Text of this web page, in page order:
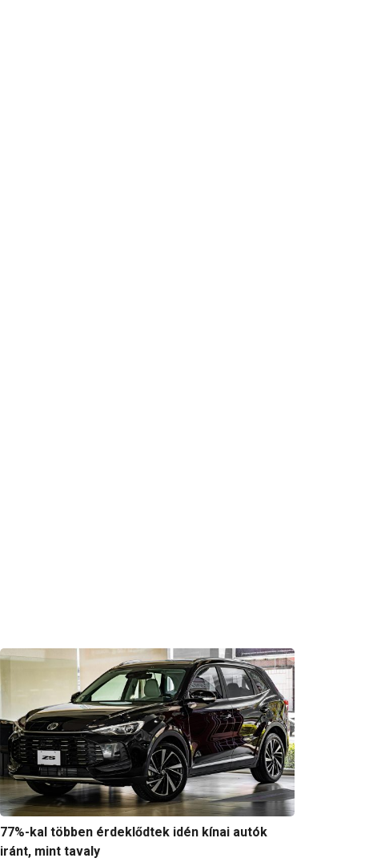
77%-kal többen érdeklődtek idén kínai autók
iránt, mint tavaly